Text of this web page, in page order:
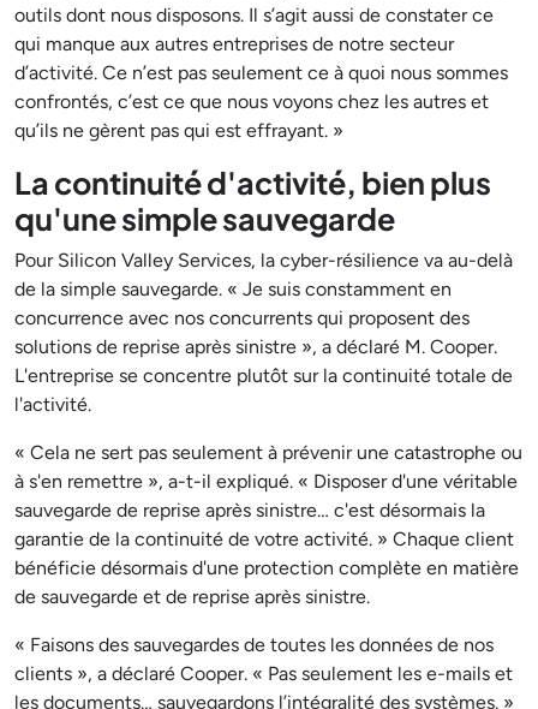
outils dont nous disposons. Il s’agit aussi de constater ce
qui manque aux autres entreprises de notre secteur
d’activité. Ce n’est pas seulement ce à quoi nous sommes
confrontés, c’est ce que nous voyons chez les autres et
qu’ils ne gèrent pas qui est effrayant. »
La continuité d'activité, bien plus
qu'une simple sauvegarde
Pour Silicon Valley Services, la cyber-résilience va au-delà
de la simple sauvegarde. « Je suis constamment en
concurrence avec nos concurrents qui proposent des
solutions de reprise après sinistre », a déclaré M. Cooper.
L'entreprise se concentre plutôt sur la continuité totale de
l'activité.
« Cela ne sert pas seulement à prévenir une catastrophe ou
à s'en remettre », a-t-il expliqué. « Disposer d'une véritable
sauvegarde de reprise après sinistre… c'est désormais la
garantie de la continuité de votre activité. » Chaque client
bénéficie désormais d'une protection complète en matière
de sauvegarde et de reprise après sinistre.
« Faisons des sauvegardes de toutes les données de nos
clients », a déclaré Cooper. « Pas seulement les e-mails et
les documents… sauvegardons l’intégralité des systèmes. »